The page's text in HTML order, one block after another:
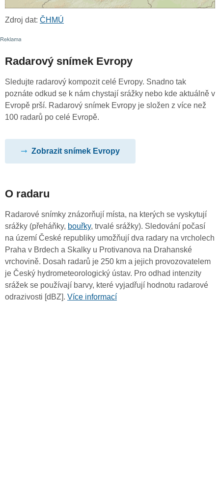
Zdroj dat: ČHMÚ
Radarový snímek Evropy
Sledujte radarový kompozit celé Evropy. Snadno tak
poznáte odkud se k nám chystají srážky nebo kde aktuálně v
Evropě prší. Radarový snímek Evropy je složen z více než
100 radarů po celé Evropě.
Zobrazit snímek Evropy
O radaru
Radarové snímky znázorňují místa, na kterých se vyskytují
srážky (přeháňky, bouřky, trvalé srážky). Sledování počasí
na území České republiky umožňují dva radary na vrcholech
Praha v Brdech a Skalky u Protivanova na Drahanské
vrchovině. Dosah radarů je 250 km a jejich provozovatelem
je Český hydrometeorologický ústav. Pro odhad intenzity
srážek se používají barvy, které vyjadřují hodnotu radarové
odrazivosti [dBZ]. Více informací